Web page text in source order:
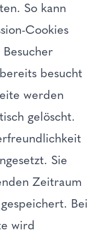
So kann
Cookies
besucht
werden
gelöscht.
Sie
Zeitraum
Bei
wird